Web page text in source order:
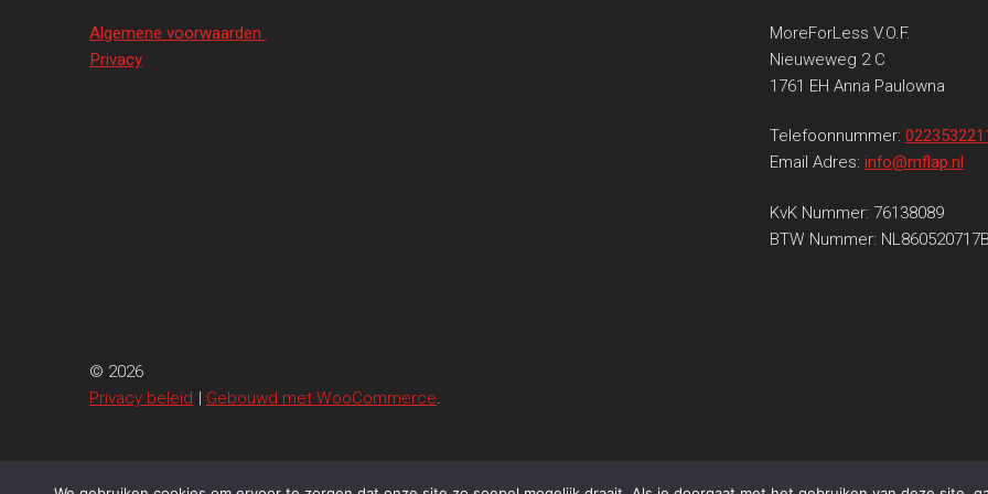
Algemene voorwaarden
Privacy
MoreForLess V.O.F.
Nieuweweg 2 C
1761 EH Anna Paulowna
Telefoonnummer:
Email Adres: info@mflap.nl
KvK Nummer: 76138089
BTW Nummer:
© 2026
Privacy beleid
Gebouwd met WooCommerce.